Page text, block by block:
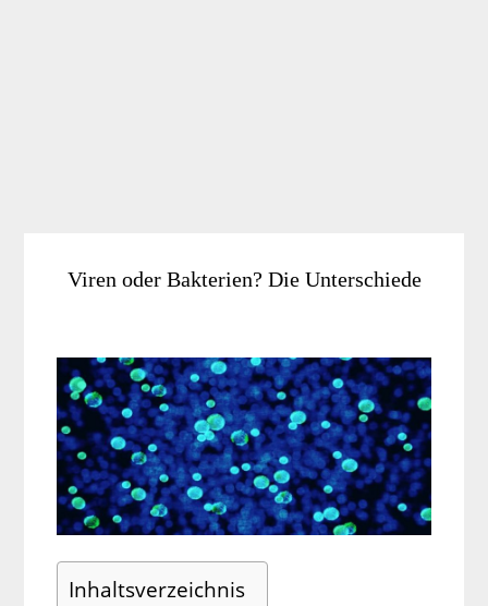
Viren oder Bakterien? Die Unterschiede
Inhaltsverzeichnis